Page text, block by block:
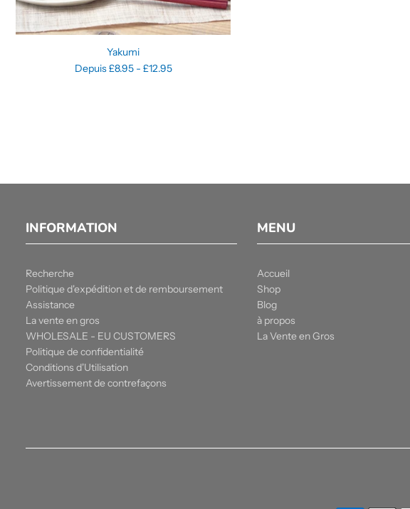
Yakumi
Depuis £8.95 - £12.95
INFORMATION
Recherche
Politique d'expédition et de remboursement
Assistance
La vente en gros
WHOLESALE - EU CUSTOMERS
Politique de confidentialité
Conditions d'Utilisation
Avertissement de contrefaçons
MENU
Accueil
Shop
Blog
à propos
La Vente en Gros